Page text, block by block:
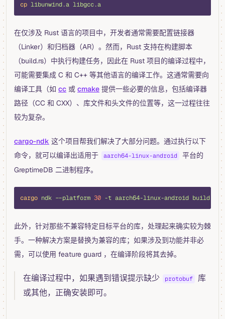
cp libunwind.a libgcc.a
在仅涉及 Rust 语言的项目中，开发者通常需要配置链接器
（Linker）和归档器（AR）。然而，Rust 支持在构建脚本
（build.rs）中执行构建任务，因此在 Rust 项目的编译过程中，
可能需要集成 C 和 C++ 等其他语言的编译工作。这通常需要向
编译工具（如 cc 或 cmake 提供一些必要的信息，包括编译器
路径（CC 和 CXX）、库文件和头文件的位置等，这一过程往往
较为复杂。
cargo-ndk 这个项目帮我们解决了大部分问题。通过执行以下
命令，就可以编译出适用于
aarch64-linux-android
平台的
GreptimeDB 二进制程序。
cargo ndk --platform 30 -t aarch64-linux-android build --
此外，针对那些不兼容特定目标平台的库，处理起来确实较为棘
手。一种解决方案是替换为兼容的库；如果涉及到功能并非必
需，可以使用 feature guard ，在编译阶段将其去掉。
在编译过程中，如果遇到错误提示缺少 protobuf
库
或其他，正确安装即可。